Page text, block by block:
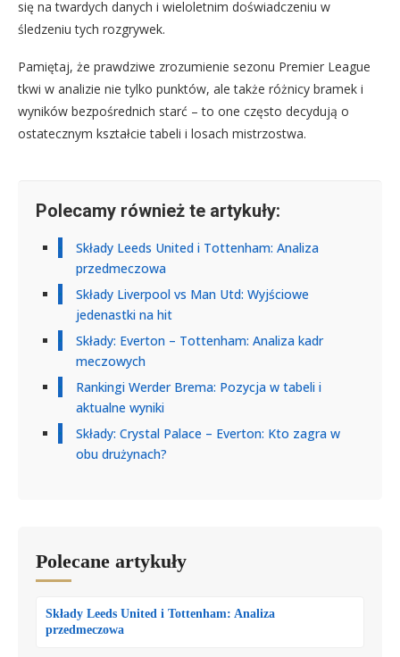
się na twardych danych i wieloletnim doświadczeniu w
śledzeniu tych rozgrywek.
Pamiętaj, że prawdziwe zrozumienie sezonu Premier League
tkwi w analizie nie tylko punktów, ale także różnicy bramek i
wyników bezpośrednich starć – to one często decydują o
ostatecznym kształcie tabeli i losach mistrzostwa.
Polecamy również te artykuły:
Składy Leeds United i Tottenham: Analiza
przedmeczowa
Składy Liverpool vs Man Utd: Wyjściowe
jedenastki na hit
Składy: Everton – Tottenham: Analiza kadr
meczowych
Rankingi Werder Brema: Pozycja w tabeli i
aktualne wyniki
Składy: Crystal Palace – Everton: Kto zagra w
obu drużynach?
Polecane artykuły
Składy Leeds United i Tottenham: Analiza
przedmeczowa